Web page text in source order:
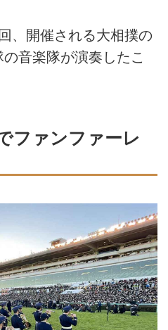
、開催される大相撲の
音楽隊が演奏したこ
ファンファーレ